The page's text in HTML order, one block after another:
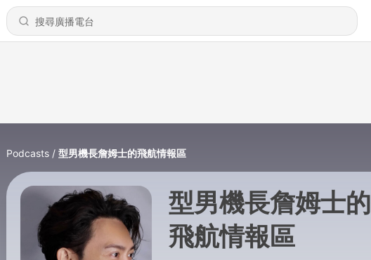
Podcasts 型男機長詹姆士的飛航情報區
型男機長詹姆士的
飛航情報區